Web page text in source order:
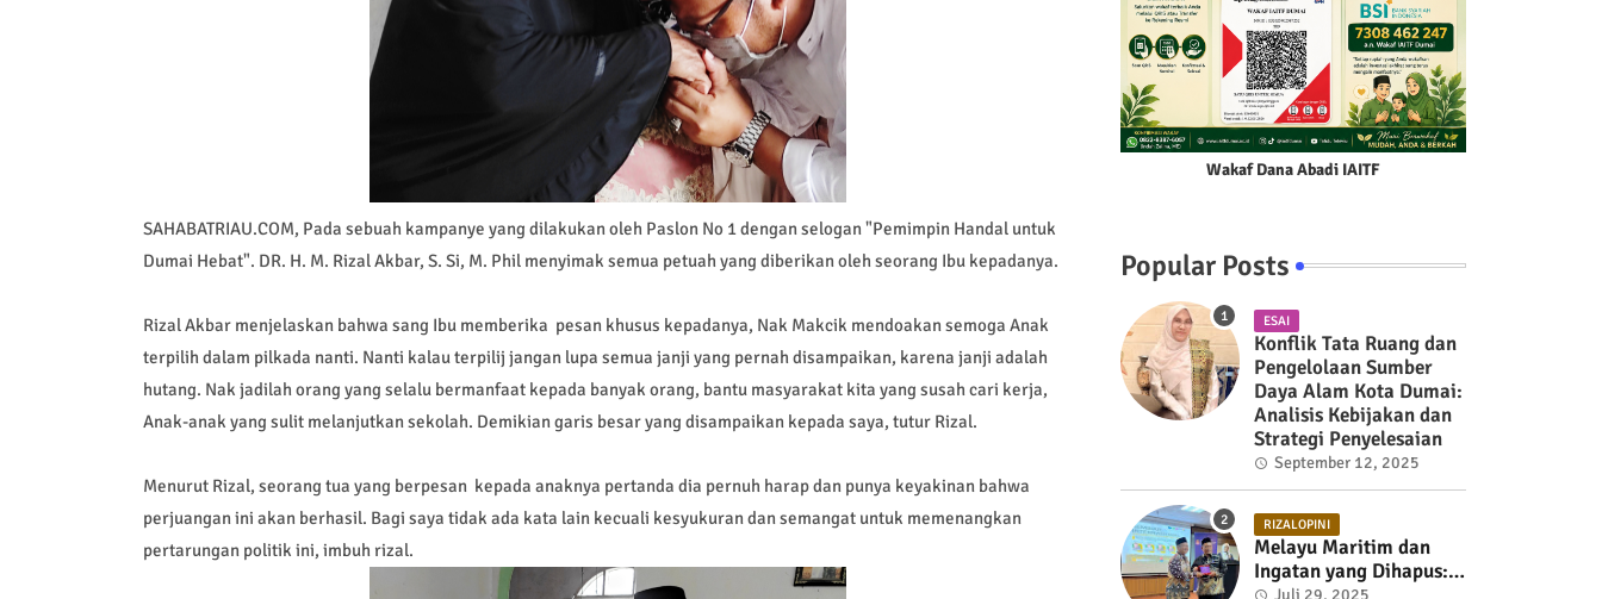
SAHABATRIAU.COM, Pada sebuah kampanye yang dilakukan oleh Paslon No 1 dengan selogan "Pemimpin Handal untuk
Dumai Hebat". DR. H. M. Rizal Akbar, S. Si, M. Phil menyimak semua petuah yang diberikan oleh seorang Ibu kepadanya.
Rizal Akbar menjelaskan bahwa sang Ibu memberika pesan khusus kepadanya, Nak Makcik mendoakan semoga Anak
terpilih dalam pilkada nanti. Nanti kalau terpilij jangan lupa semua janji yang pernah disampaikan, karena janji adalah
hutang. Nak jadilah orang yang selalu bermanfaat kepada banyak orang, bantu masyarakat kita yang susah cari kerja,
Anak-anak yang sulit melanjutkan sekolah. Demikian garis besar yang disampaikan kepada saya, tutur Rizal.
Menurut Rizal, seorang tua yang berpesan kepada anaknya pertanda dia pernuh harap dan punya keyakinan bahwa
perjuangan ini akan berhasil. Bagi saya tidak ada kata lain kecuali kesyukuran dan semangat untuk memenangkan
pertarungan politik ini, imbuh rizal.
Wakaf Dana Abadi IAITF
Popular Posts
ESAI
Konflik Tata Ruang dan
Pengelolaan Sumber
Daya Alam Kota Dumai:
Analisis Kebijakan dan
Strategi Penyelesaian
September 12, 2025
RIZALOPINI
Melayu Maritim dan
Ingatan yang Dihapus:
Juli 29, 2025